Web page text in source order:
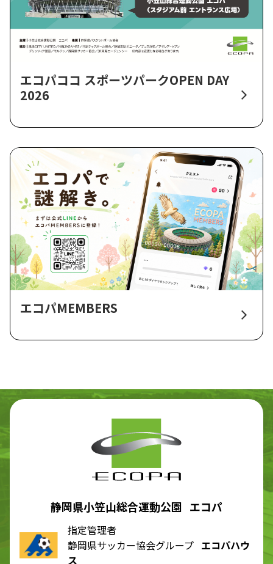
エコパココ スポーツパークOPEN DAY
2026
エコパMEMBERS
静岡県小笠山総合運動公園 エコパ
指定管理者
静岡県サッカー協会グループ エコパハウ
ス